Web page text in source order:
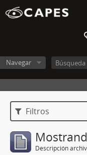
Navegar
Filtros
Descripción